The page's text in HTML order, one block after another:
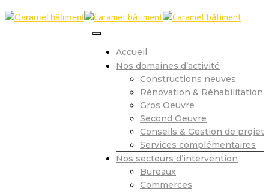
Accueil
Nos domaines d’activité
Constructions neuves
Rénovation & Réhabilitation
Gros Oeuvre
Second Oeuvre
Conseils & Gestion de projet
Services complémentaires
Nos secteurs d’intervention
Bureaux
Commerces